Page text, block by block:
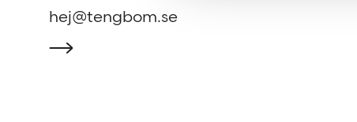
hej@tengbom.se